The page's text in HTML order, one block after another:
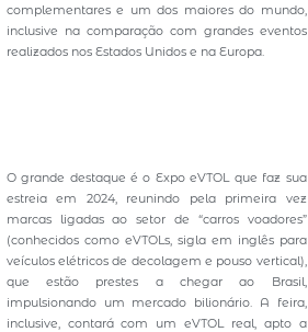
complementares e um dos maiores do mundo,
inclusive na comparação com grandes eventos
realizados nos Estados Unidos e na Europa.
O grande destaque é o Expo eVTOL que faz sua
estreia em 2024, reunindo pela primeira vez
marcas ligadas ao setor de “carros voadores”
(conhecidos como eVTOLs, sigla em inglês para
veículos elétricos de decolagem e pouso vertical),
que estão prestes a chegar ao Brasil,
impulsionando um mercado bilionário. A feira,
inclusive, contará com um eVTOL real, apto a